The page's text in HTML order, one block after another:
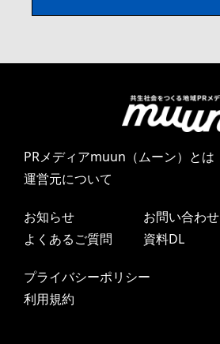
PRメディアmuun（ムーン）とは
運営元について
お知らせ
よくあるご質問
お問い合わせ
資料DL
プライバシーポリシー
利用規約